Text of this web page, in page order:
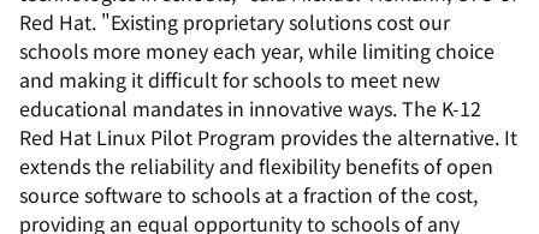
Red Hat. "Existing proprietary solutions cost our
schools more money each year, while limiting choice
and making it difficult for schools to meet new
educational mandates in innovative ways. The K-12
Red Hat Linux Pilot Program provides the alternative. It
extends the reliability and flexibility benefits of open
source software to schools at a fraction of the cost,
providing an equal opportunity to schools of any